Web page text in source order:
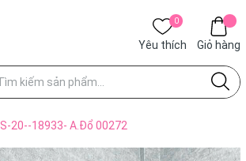
0
Yêu thích Giỏ hàng
S-20--18933- A.Đổ 00272